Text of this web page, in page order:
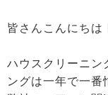
皆さんこんにちは
ハウスクリーニン
ングは一年で一番